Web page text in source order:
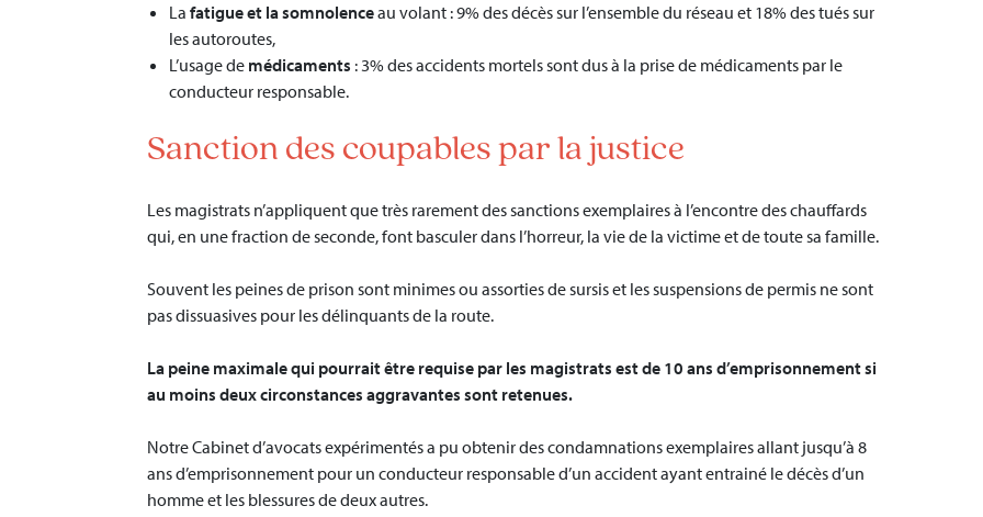
Lafatigue et la somnolenceau volant : 9% des décès sur l’ensemble du réseau et 18% des tués sur
les autoroutes,
L’usage de médicaments : 3% des accidents mortels sont dus à la prise de médicaments par le
conducteur responsable.
Sanction des coupables par la justice
Les magistrats n’appliquent que très rarement des sanctions exemplaires à l’encontre des chauffards
qui, en une fraction de seconde, font basculer dans l’horreur, la vie de la victime et de toute sa famille.
Souvent les peines de prison sont minimes ou assorties de sursis et les suspensions de permis ne sont
pas dissuasives pour les délinquants de la route.
La peine maximale qui pourrait être requise par les magistrats est de 10 ans d’emprisonnement si
au moins deux circonstances aggravantes sont retenues.
Notre Cabinet d’avocats expérimentés a pu obtenir des condamnations exemplaires allant jusqu’à 8
ans d’emprisonnement pour un conducteur responsable d’un accident ayant entrainé le décès d’un
homme et les blessures de deux autres.